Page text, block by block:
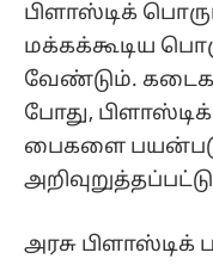
பிளாஸ்டிக்
மக்கக்கூடிய
வேண்டும்.
போது,
பைகளை
அரசு